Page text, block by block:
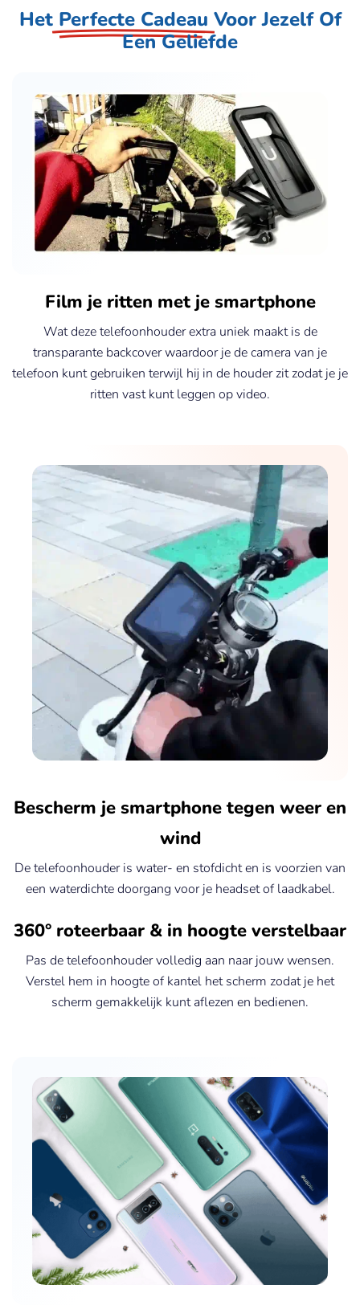
Het Perfecte Cadeau Voor Jezelf Of
Een Geliefde
Film je ritten met je smartphone
Wat deze telefoonhouder extra uniek maakt is de
transparante backcover waardoor je de camera van je
telefoon kunt gebruiken terwijl hij in de houder zit zodat je je
ritten vast kunt leggen op video.
Bescherm je smartphone tegen weer en
wind
De telefoonhouder is water- en stofdicht en is voorzien van
een waterdichte doorgang voor je headset of laadkabel.
360° roteerbaar & in hoogte verstelbaar
Pas de telefoonhouder volledig aan naar jouw wensen.
Verstel hem in hoogte of kantel het scherm zodat je het
scherm gemakkelijk kunt aflezen en bedienen.